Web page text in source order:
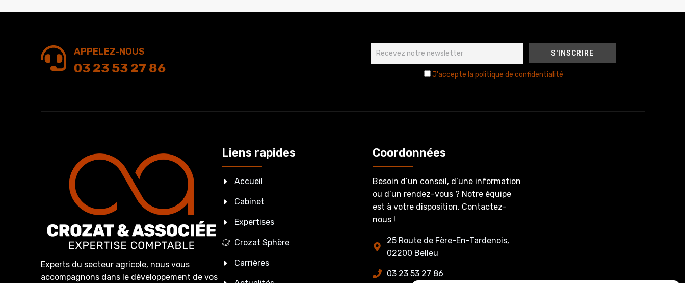
APPELEZ-NOUS
03 23 53 27 86 J'accepte la politique de confidentialité
Experts du secteur agricole, nous vous
accompagnons dans le développement de vos
Liens rapides
Accueil
Cabinet
Expertises
Crozat Sphère
Carrières
Coordonnées
Besoin d’un conseil, d’une information
ou d’un rendez-vous ? Notre équipe
est à votre disposition. Contactez-
nous !
25 Route de Fère-En-Tardenois,
02200 Belleu
03 23 53 27 86